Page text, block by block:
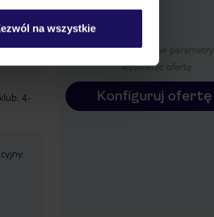
na wszystkie
4-
Określ poszczególne
wyświetlić ofertę
Konfiguruj ofertę